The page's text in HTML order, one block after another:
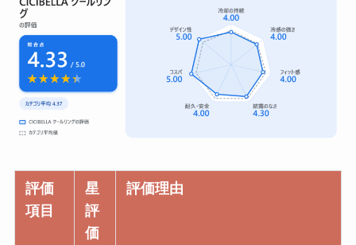
評価
項目
星
評
価
評価理由